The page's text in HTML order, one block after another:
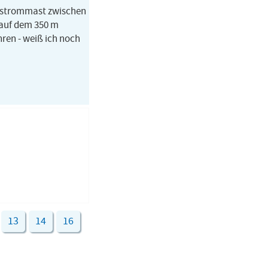
zwischen
dem 350 m
- weiß ich noch
13 14 16